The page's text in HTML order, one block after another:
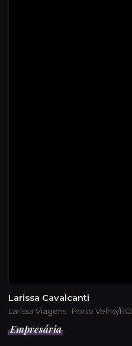
Larissa Cavalcanti
Larissa Viagens · Porto Velho/RO
Empresária